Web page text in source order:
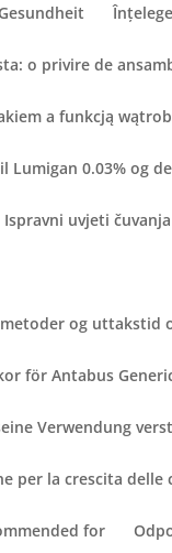
o privire de
a funkcją
0.03% og
Ispravni uvjeti
og uttakstid
för Antabus
Verwendung
per la crescita delle
for